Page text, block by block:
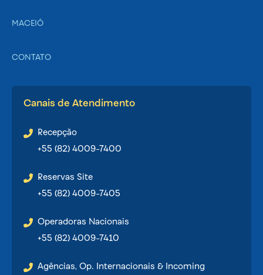
MACEIÓ
CONTATO
Canais de Atendimento
Recepção
+55 (82) 4009-7400
Reservas Site
+55 (82) 4009-7405
Operadoras Nacionais
+55 (82) 4009-7410
Agências, Op. Internacionais & Incoming